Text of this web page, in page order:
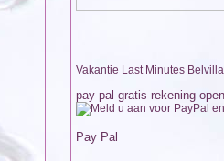
Vakantie Last Minutes Belvilla
pay pal gratis rekening
Pay Pal